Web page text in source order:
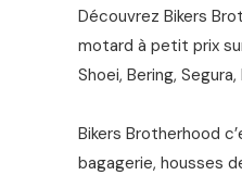
Découvrez Bikers
motard à petit prix
Shoei, Bering,
Bikers Brotherhood
bagagerie, housses